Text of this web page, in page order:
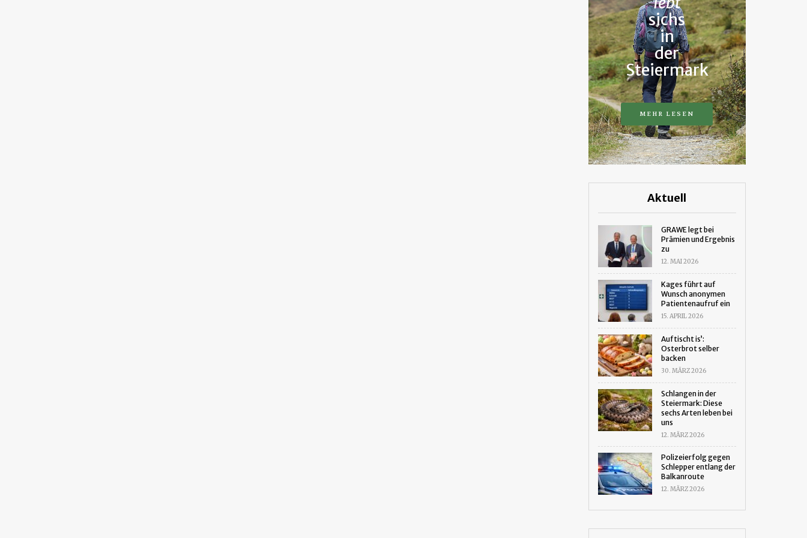
sichs
in
der
Steiermark
MEHR LESEN
Aktuell
GRAWE legt bei
Prämien und Ergebnis
zu
12. MAI 2026
Kages führt auf
Wunsch anonymen
Patientenaufruf ein
15. APRIL 2026
Auftischt is’:
Osterbrot selber
backen
30. MÄRZ 2026
Schlangen in der
Steiermark: Diese
sechs Arten leben bei
uns
12. MÄRZ 2026
Polizeierfolg gegen
Schlepper entlang der
Balkanroute
12. MÄRZ 2026